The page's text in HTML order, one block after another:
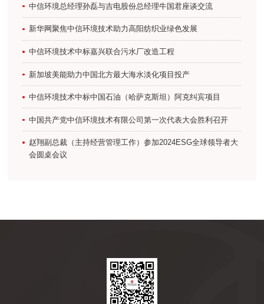
中信环境总经理孙磊与吉电股份总经理牛国君座谈交流
新华网聚焦中信环境技术助力高阳纺织业绿色发展
中信环境技术中标嘉兴联合污水厂改造工程
新加坡美能助力中国北方最大海水淡化项目投产
中信环境技术中标中国石油（哈萨克斯坦）阿克纠宾项目
中国共产党中信环境技术有限公司第一次代表大会胜利召开
赵翔副总裁（主持经营管理工作）参加2024ESG全球领导者大
会圆桌会议